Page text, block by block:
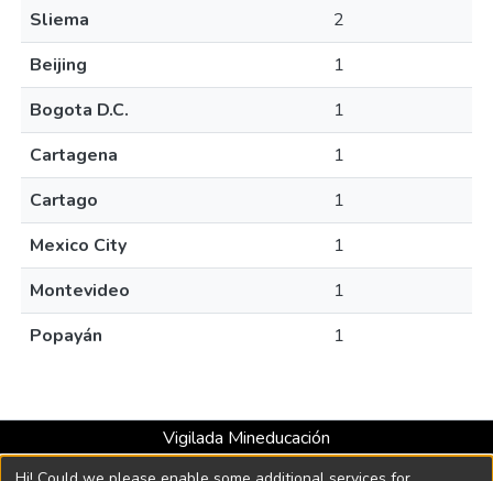
Sliema
2
Beijing
1
Bogota D.C.
1
Cartagena
1
Cartago
1
Mexico City
1
Montevideo
1
Popayán
1
Vigilada Mineducación
Universidad con Acreditación Institucional hasta 2026 -